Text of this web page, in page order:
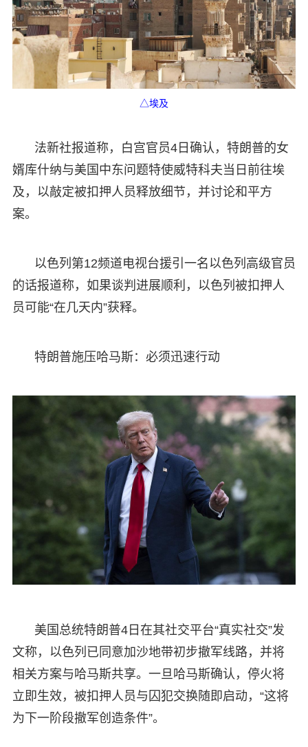
△埃及
法新社报道称，白宫官员4日确认，特朗普的女
婿库什纳与美国中东问题特使威特科夫当日前往埃
及，以敲定被扣押人员释放细节，并讨论和平方
案。
以色列第12频道电视台援引一名以色列高级官员
的话报道称，如果谈判进展顺利，以色列被扣押人
员可能“在几天内”获释。
特朗普施压哈马斯：必须迅速行动
美国总统特朗普4日在其社交平台“真实社交”发
文称，以色列已同意加沙地带初步撤军线路，并将
相关方案与哈马斯共享。一旦哈马斯确认，停火将
立即生效，被扣押人员与囚犯交换随即启动，“这将
为下一阶段撤军创造条件”。